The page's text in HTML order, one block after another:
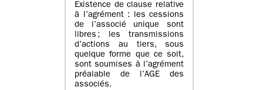
Existence de clause relative
à l’agrément : les cessions
de l’associé unique sont
libres ; les transmissions
d’actions au tiers, sous
quelque forme que ce soit,
sont soumises à l’agrément
préalable de l’AGE des
associés.